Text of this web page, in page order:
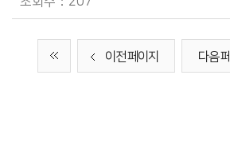
이전 페이지 다음